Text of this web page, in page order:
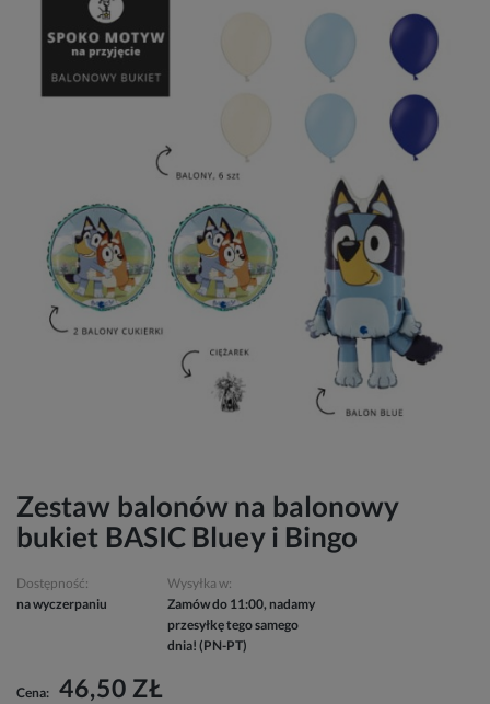
Zestaw balonów na balonowy
bukiet BASIC Bluey i Bingo
Dostępność:
na wyczerpaniu
Wysyłka w:
Zamów do 11:00, nadamy
przesyłkę tego samego
dnia! (PN-PT)
Cena: 46,50 ZŁ